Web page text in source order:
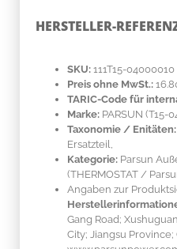
HERSTELLER-
SKU: 111T15-04000010
Preis ohne MwSt.:
TARIC-Code für
Marke: PARSUN (T15-
Taxonomie / Enitäten:
Ersatzteil,
Kategorie: Parsun
(THERMOSTAT /
Angaben zur
Gang Road;
City; Jiangsu Province;